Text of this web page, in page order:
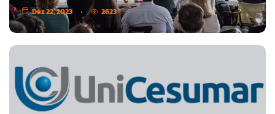
Dez 22, 2023 2623